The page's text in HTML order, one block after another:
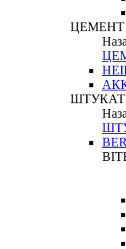
ЦЕМЕНТ